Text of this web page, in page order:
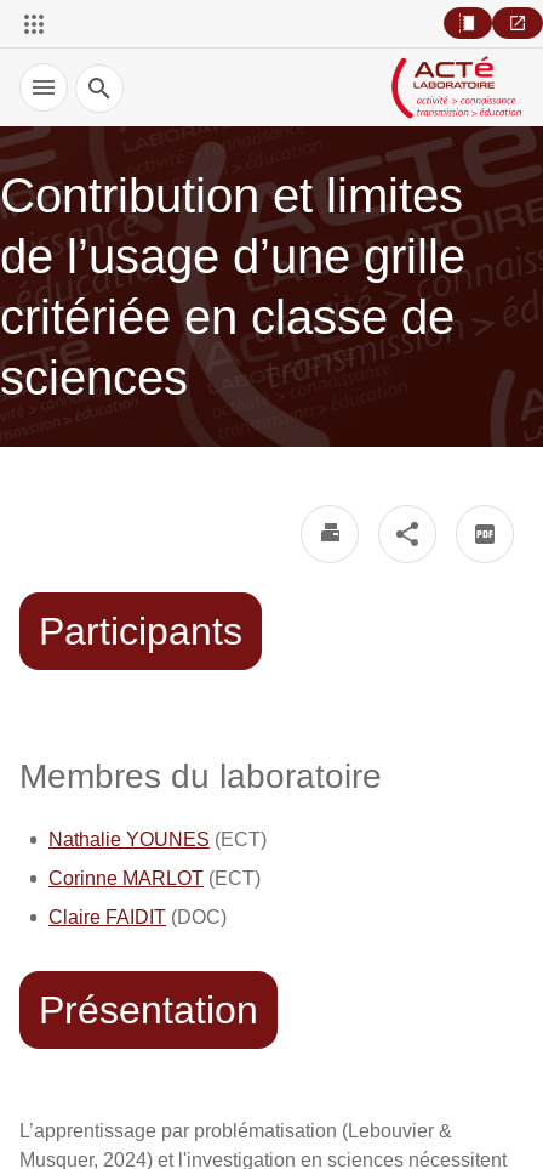
Recherche
Contribution et limites
de l’usage d’une grille
critériée en classe de
sciences
Participants
Membres du laboratoire
Nathalie YOUNES (ECT)
Corinne MARLOT (ECT)
Claire FAIDIT (DOC)
Présentation
L’apprentissage par problématisation (Lebouvier &
Musquer, 2024) et l'investigation en sciences nécessitent